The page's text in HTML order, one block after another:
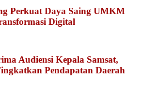
Perkuat Daya Saing UMKM
Digital
Audiensi Kepala Samsat,
Pendapatan Daerah